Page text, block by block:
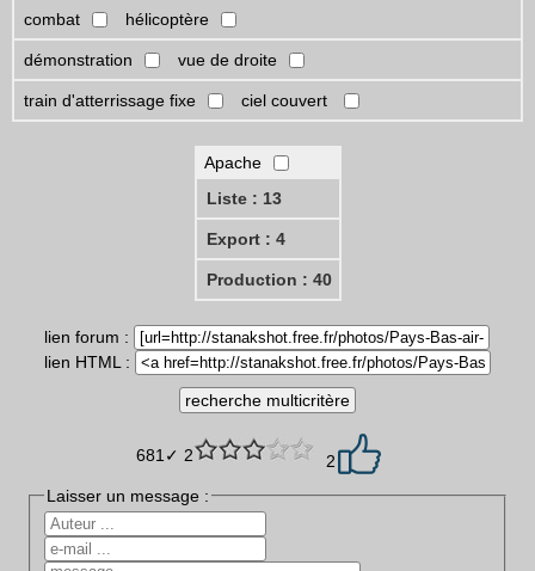
combat hélicoptère
démonstration vue de droite
train d'atterrissage fixe ciel couvert
Apache
Liste : 13
Export : 4
Production : 40
lien forum :
lien HTML :
681✓ 2
2
Laisser un message :